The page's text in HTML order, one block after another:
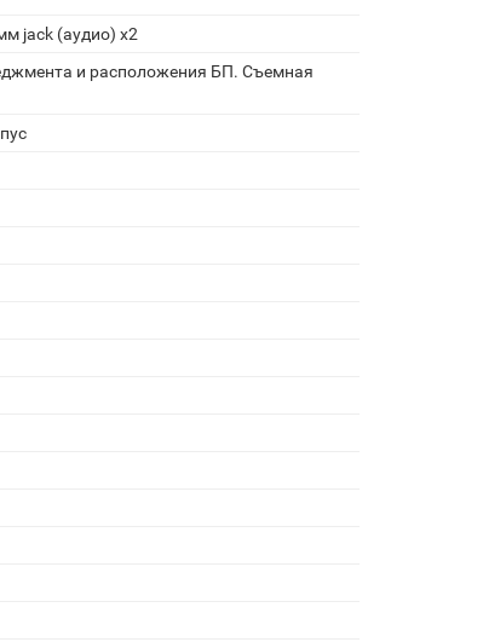
jack (аудио) х2
и расположения БП. Съемная